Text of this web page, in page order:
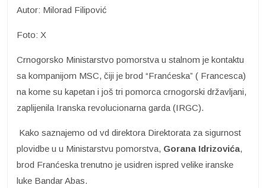
Autor: Milorad Filipović
Foto: X
Crnogorsko Ministarstvo pomorstva u stalnom je kontaktu
sa kompanijom MSC, čiji je brod “Franćeska” ( Francesca)
na kome su kapetan i još tri pomorca crnogorski državljani,
zaplijenila Iranska revolucionarna garda (IRGC).
Kako saznajemo od vd direktora Direktorata za sigurnost
plovidbe u u Ministarstvu pomorstva, Gorana Idrizovića,
brod Franćeska trenutno je usidren ispred velike iranske
luke Bandar Abas.